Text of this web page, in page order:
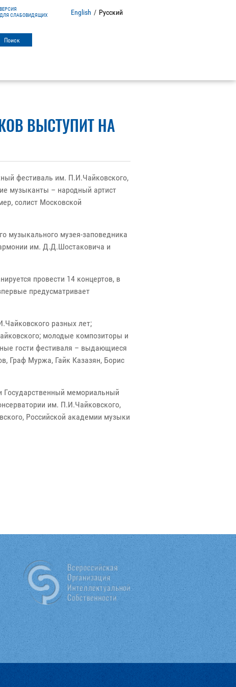
ВЕРСИЯ
ДЛЯ СЛАБОВИДЯЩИХ
English / Русский
ВЫСТУПИТ НА
фестиваль им. П.И.Чайковского,
музыканты – народный артист
солист Московской
музыкального музея-заповедника
им. Д.Д.Шостаковича и
провести 14 концертов, в
предусматривает
разных лет;
молодые композиторы и
гости фестиваля – выдающиеся
Граф Муржа, Гайк Казазян, Борис
Государственный мемориальный
им. П.И.Чайковского,
Российской академии музыки